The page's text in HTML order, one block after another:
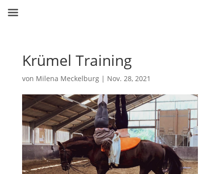
Krümel Training
von Milena Meckelburg| Nov. 28, 2021